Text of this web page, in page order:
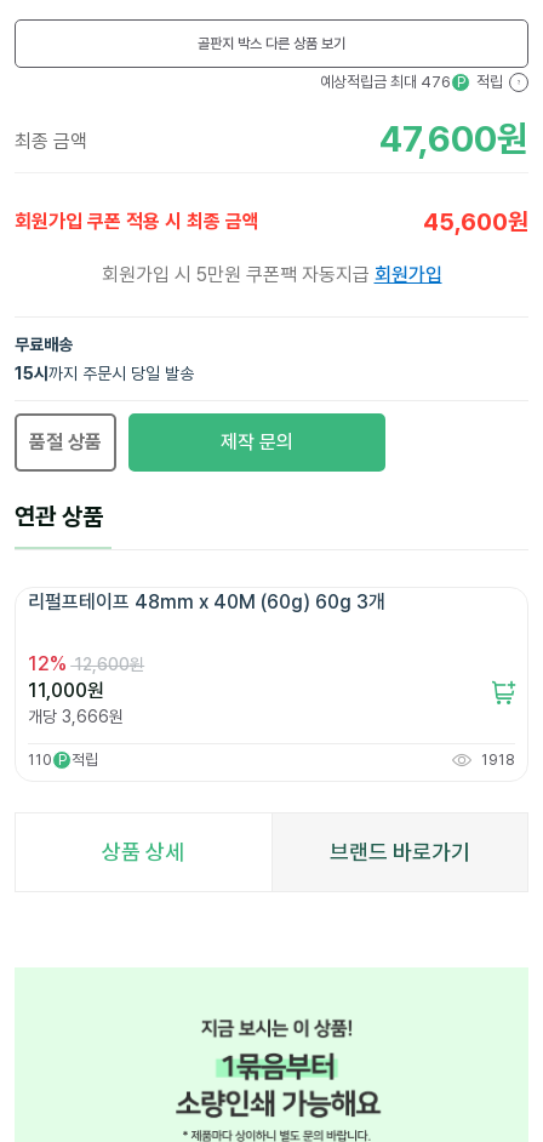
골판지 박스 다른 상품 보기
예상적립금 최대 476 P 적립 ?
최종 금액 47,600원
회원가입 쿠폰 적용 시 최종 금액 45,600원
회원가입 시 5만원 쿠폰팩 자동지급 회원가입
무료배송
15시 까지 주문시 당일 발송
품절 상품 제작 문의
연관 상품
12% 12,600원
11,000원
개당 3,666원
110 P 적립 1918
상품 상세 브랜드 바로가기